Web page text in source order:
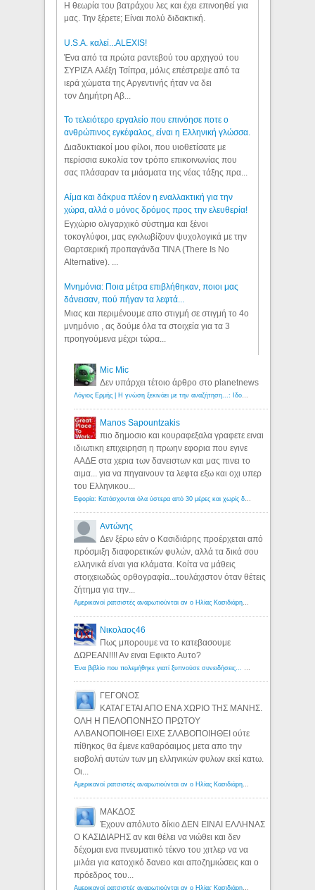
Η θεωρία του βατράχου λες και έχει επινοηθεί για
μας. Την ξέρετε; Είναι πολύ διδακτική.
U.S.A. καλεί...ALEXIS!
Ένα από τα πρώτα ραντεβού του αρχηγού του
ΣΥΡΙΖΑ Αλέξη Τσίπρα, μόλις επέστρεψε από τα
ιερά χώματα της Αργεντινής ήταν να δει
τον Δημήτρη Αβ...
Το τελειότερο εργαλείο που επινόησε ποτε ο
ανθρώπινος εγκέφαλος, είναι η Ελληνική γλώσσα.
Διαδυκτιακοί μου φίλοι, που υιοθετίσατε με
περίσσια ευκολία τον τρόπο επικοινωνίας που
σας πλάσαραν τα μιάσματα της νέας τάξης πρα...
Αίμα και δάκρυα πλέον η εναλλακτική για την
χώρα, αλλά ο μόνος δρόμος προς την ελευθερία!
Εγχώριο ολιγαρχικό σύστημα και ξένοι
τοκογλύφοι, μας εγκλωβίζουν ψυχολογικά με την
Θαρτσερική προπαγάνδα TINA (There Is No
Alternative). ...
Μνημόνια: Ποια μέτρα επιβλήθηκαν, ποιοι μας
δάνεισαν, πού πήγαν τα λεφτά...
Μιας και περιμένουμε απο στιγμή σε στιγμή το 4ο
μνημόνιο , ας δούμε όλα τα στοιχεία για τα 3
προηγούμενα μέχρι τώρα...
Mic Mic
Δεν υπάρχει τέτοιο άρθρο στο planetnews
Manos Sapountzakis
πιο δημοσιο και κουραφεξαλα γραφετε ειναι
ιδιωτικη επιχειρηση η πρωην εφορια που εγινε
ΑΑΔΕ στα χερια των δανειστων και μας πινει το
αιμα... για να πηγαινουν τα λεφτα εξω και οχι υπερ
του Ελληνικου...
Αντώνης
Δεν ξέρω εάν ο Κασιδιάρης προέρχεται από
πρόσμιξη διαφορετικών φυλών, αλλά τα δικά σου
ελληνικά είναι για κλάματα. Κοίτα να μάθεις
στοιχειωδώς ορθογραφία...τουλάχιστον όταν θέτεις
ζήτημα για την...
Νικολαος46
Πως μπορουμε να το κατεβασουμε
ΔΩΡΕΑΝ!!!! Αν ειναι Εφικτο Αυτο?
ΓΕΓΟΝΟΣ
ΚΑΤΑΓΕΤΑΙ ΑΠΟ ΕΝΑ ΧΩΡΙΟ ΤΗΣ ΜΑΝΗΣ.
ΟΛΗ Η ΠΕΛΟΠΟΝΗΣΟ ΠΡΩΤΟΥ
ΑΛΒΑΝΟΠΟΙΗΘΕΙ ΕΙΧΕ ΣΛΑΒΟΠΟΙΗΘΕΙ ούτε
πίθηκος θα έμενε καθαρόαιμος μετα απο την
εισβολή αυτών των μη ελληνικών φυλων εκεί κατω.
Οι...
ΜΑΚΔΟΣ
Έχουν απόλυτο δίκιο ΔΕΝ ΕΙΝΑΙ ΕΛΛΗΝΑΣ
Ο ΚΑΣΙΔΙΑΡΗΣ αν και θέλει να νιώθει και δεν
δέχομαι ενα πνευματικό τέκνο του χιτλερ να να
μιλάει για κατοχικό δανειο και αποζημιώσεις και ο
πρόεδρος του...